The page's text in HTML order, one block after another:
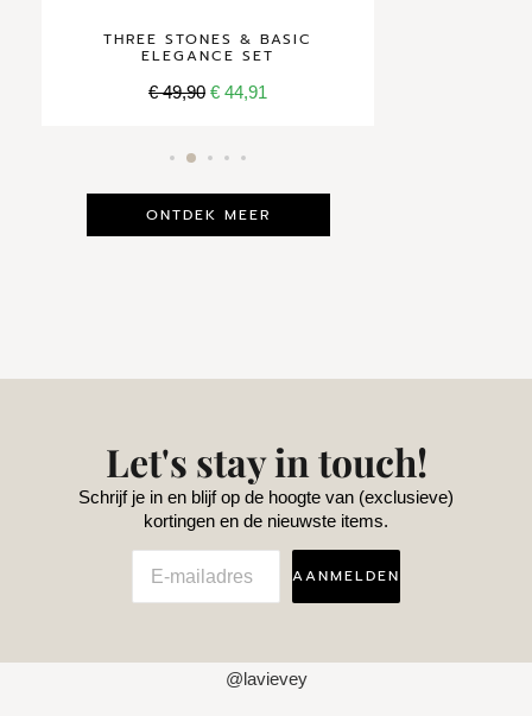
SPARKLING & BASIC ELEGANCE
SET
€49,90 €44,91
ONTDEK MEER
Let's stay in touch!
Schrijf je in en blijf op de hoogte van (exclusieve)
kortingen en de nieuwste items.
AANMELDEN
@lavievey